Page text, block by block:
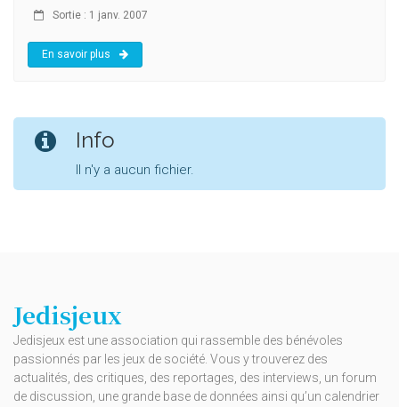
Sortie : 1 janv. 2007
En savoir plus
Info
Il n'y a aucun fichier.
Jedisjeux
Jedisjeux est une association qui rassemble des bénévoles
passionnés par les jeux de société. Vous y trouverez des
actualités, des critiques, des reportages, des interviews, un forum
de discussion, une grande base de données ainsi qu’un calendrier